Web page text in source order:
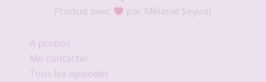
Produit avec
par Mélanie Seynat
A propos
Me contacter
Tous les épisodes